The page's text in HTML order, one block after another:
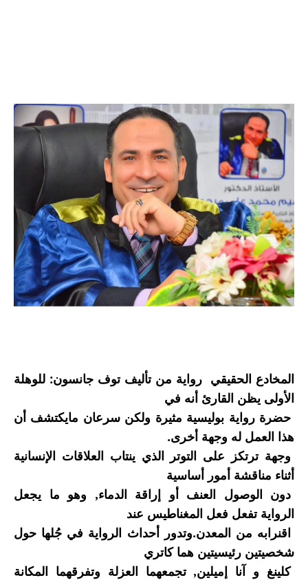
المخادع الحقيقي رواية من تأليف توف جانسون: للوهلة
الأولى يظن القارئ أنه في
حضرة رواية بوليسية مثيرة ولكن سرعان مايكتشف أن
هذا العمل له وجهة أخرى.
وجهة ترتكز على التوتر الذي ينتاب العلاقات الإنسانية
أثناء مناقشة أمور أساسية
دون الوصول العنف أو إراقة الدماء, وهو ما يجعل
الرواية تفعل فعل المغناطيس عند
اقنرابه من المعدن.وتدور أحداث الرواية في جُلها حول
شخصيتين رئيسيتين هما كاتري
كلينغ و آنا إميلين, تجمعهما العزلة وتفرقهما المكانة